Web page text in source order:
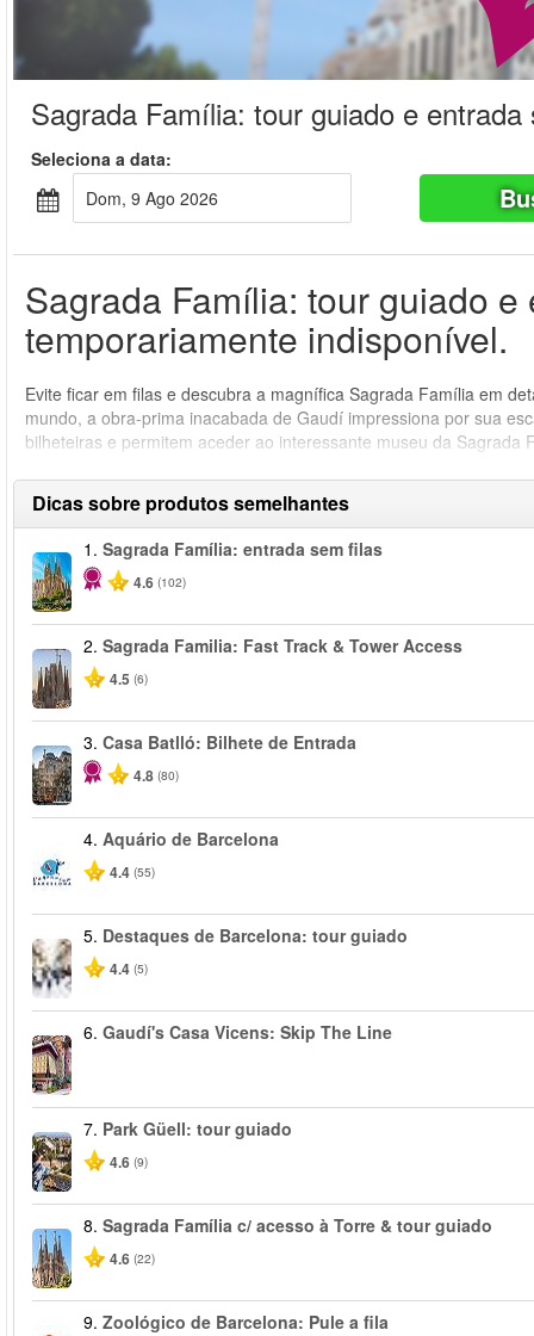
Sagrada Família: tour guiado e entrada
Seleciona a data:
Dom, 9 Ago 2026
Sagrada Família: tour guiado
temporariamente indisponível.
Evite ficar em filas e descubra a magnífica Sagrada Família em
mundo, a obra-prima inacabada de Gaudí impressiona por sua
bilheteiras e permitem aceder ao interessante museu da Sagrada
Dicas sobre produtos semelhantes
1. Sagrada Família: entrada sem filas
4.6 (102)
2. Sagrada Familia: Fast Track & Tower Access
4.5 (6)
3. Casa Batlló: Bilhete de Entrada
4.8 (80)
4. Aquário de Barcelona
4.4 (55)
5. Destaques de Barcelona: tour guiado
4.4 (5)
6. Gaudí's Casa Vicens: Skip The Line
7. Park Güell: tour guiado
4.6 (9)
8. Sagrada Família c/ acesso à Torre & tour guiado
4.6 (22)
9. Zoológico de Barcelona: Pule a fila